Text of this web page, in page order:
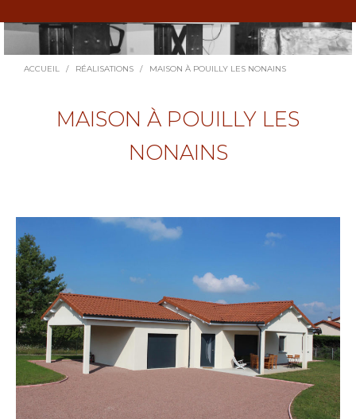
Vous êtes ici :
ACCUEIL RÉALISATIONS MAISON À POUILLY LES NONAINS
MAISON À POUILLY LES
NONAINS